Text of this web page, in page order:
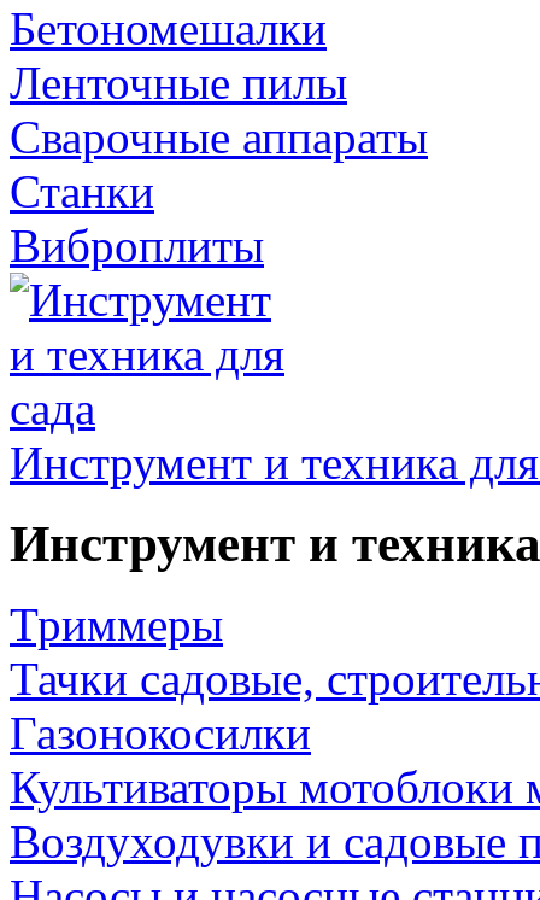
Бетономешалки
Ленточные пилы
Сварочные аппараты
Станки
Виброплиты
Инструмент и техника
Инструмент и
Триммеры
Тачки садовые,
Газонокосилки
Культиваторы мотоблоки
Воздуходувки и садовые